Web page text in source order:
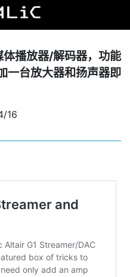
播放器/解码器，功能
一台放大器和扬声器即
16